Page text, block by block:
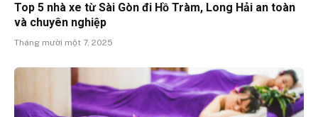
Top 5 nhà xe từ Sài Gòn đi Hồ Tràm, Long Hải an toàn
và chuyên nghiệp
Tháng mười một 7, 2025